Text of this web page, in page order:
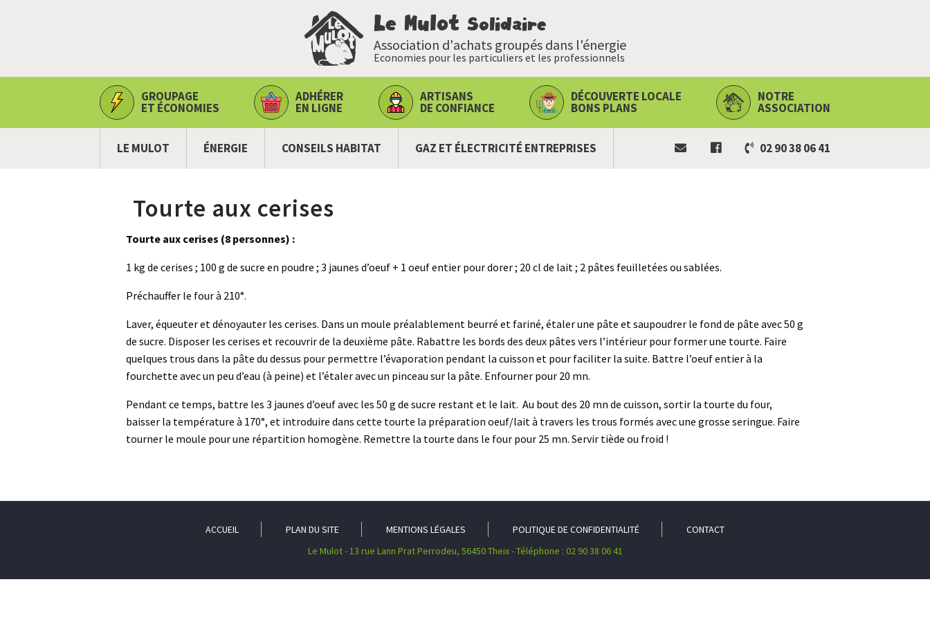
Le Mulot Solidaire
Association d'achats groupés dans l'énergie
Economies pour les particuliers et les professionnels
GROUPAGE
ET ÉCONOMIES
ADHÉRER
EN LIGNE
ARTISANS
DE CONFIANCE
DÉCOUVERTE LOCALE
BONS PLANS
NOTRE
ASSOCIATION
LE MULOT ÉNERGIE CONSEILS HABITAT GAZ ET ÉLECTRICITÉ ENTREPRISES 02 90 38 06 41
Tourte aux cerises
Tourte aux cerises (8 personnes) :
1 kg de cerises ; 100 g de sucre en poudre ; 3 jaunes d’oeuf + 1 oeuf entier pour dorer ; 20 cl de lait ; 2 pâtes feuilletées ou sablées.
Préchauffer le four à 210°.
Laver, équeuter et dénoyauter les cerises. Dans un moule préalablement beurré et fariné, étaler une pâte et saupoudrer le fond de pâte avec 50 g
de sucre. Disposer les cerises et recouvrir de la deuxième pâte. Rabattre les bords des deux pâtes vers l’intérieur pour former une tourte. Faire
quelques trous dans la pâte du dessus pour permettre l’évaporation pendant la cuisson et pour faciliter la suite. Battre l’oeuf entier à la
fourchette avec un peu d’eau (à peine) et l’étaler avec un pinceau sur la pâte. Enfourner pour 20 mn.
Pendant ce temps, battre les 3 jaunes d’oeuf avec les 50 g de sucre restant et le lait. Au bout des 20 mn de cuisson, sortir la tourte du four,
baisser la température à 170°, et introduire dans cette tourte la préparation oeuf/lait à travers les trous formés avec une grosse seringue. Faire
tourner le moule pour une répartition homogène. Remettre la tourte dans le four pour 25 mn. Servir tiède ou froid !
ACCUEIL PLAN DU SITE MENTIONS LÉGALES POLITIQUE DE CONFIDENTIALITÉ
CONTACT
Le Mulot - 13 rue Lann Prat Perrodeu, 56450 Theix - Téléphone : 02 90 38 06 41